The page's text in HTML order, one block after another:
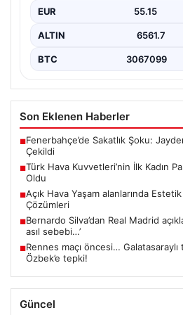
EUR 55.15
ALTIN 6561.7
BTC 3067099
Son Eklenen Haberler
■Fenerbahçe’de Sakatlık Şoku:
Çekildi
■Türk Hava Kuvvetleri’nin İlk Kadın
Oldu
■Açık Hava Yaşam alanlarında
Çözümleri
■Bernardo Silva’dan Real Madrid
asıl sebebi…’
■Rennes maçı öncesi…
Özbek’e tepki!
Güncel